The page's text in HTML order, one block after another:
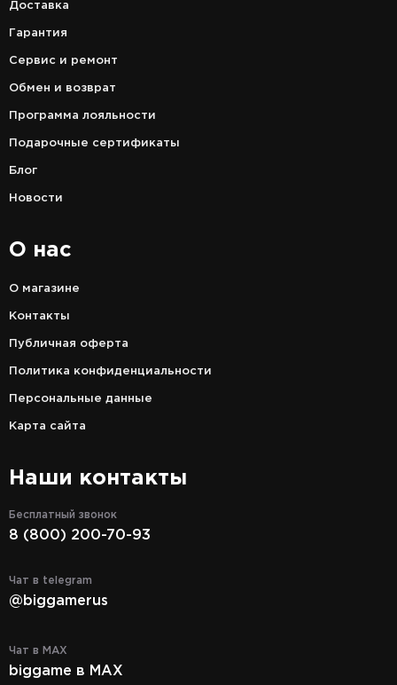
Доставка
Гарантия
Сервис и ремонт
Обмен и возврат
Программа лояльности
Подарочные сертификаты
Блог
Новости
О нас
О магазине
Контакты
Публичная оферта
Политика конфиденциальности
Персональные данные
Карта сайта
Наши контакты
Бесплатный звонок
8 (800) 200-70-93
Чат в telegram
@biggamerus
Чат в MAX
biggame в MAX